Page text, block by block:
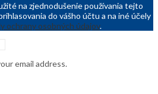
na zjednodušenie používania tejto
do vášho účtu a na iné účely
ochrany osobných údajov.
email address.